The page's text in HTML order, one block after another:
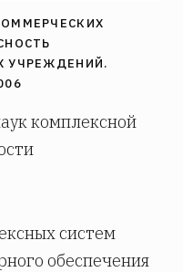
УЧРЕЖДЕНИЙ.
комплексной
систем
обеспечения